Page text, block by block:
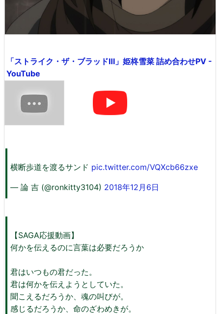
「ストライク・ザ・ブラッドⅢ」姫柊雪菜 詰め合わせPV -
YouTube
横断歩道を渡るサンド pic.twitter.com/VQXcb66zxe
— 論 吉 (@ronkitty3104) 2018年12月6日
【SAGA応援動画】
何かを伝えるのに言葉は必要だろうか
君はいつもの君だった。
君は何かを伝えようとしていた。
聞こえるだろうか、魂の叫びが。
感じるだろうか、命のざわめきが。